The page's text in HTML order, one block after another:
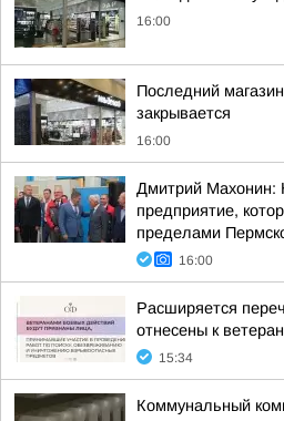
16:00
Последний
закрывается
16:00
Дмитрий
предприятие,
пределами
16:00
Расширяется
отнесены к
15:34
Коммунальный